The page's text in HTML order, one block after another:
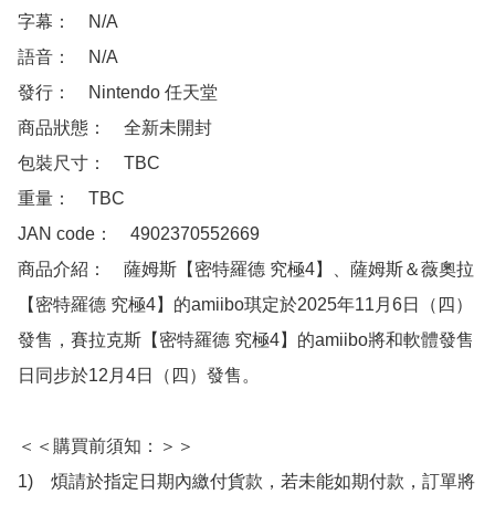
字幕：　N/A
語音：　N/A
發行：　Nintendo 任天堂
商品狀態：　全新未開封
包裝尺寸：　TBC
重量：　TBC
JAN code：　4902370552669
商品介紹：　薩姆斯【密特羅德 究極4】、薩姆斯＆薇奧拉
【密特羅德 究極4】的amiibo琪定於2025年11月6日（四）
發售，賽拉克斯【密特羅德 究極4】的amiibo將和軟體發售
日同步於12月4日（四）發售。
＜＜購買前須知：＞＞
1)　煩請於指定日期內繳付貨款，若未能如期付款，訂單將